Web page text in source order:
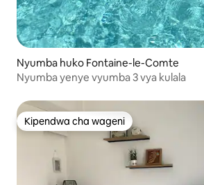
Nyumba huko Fontaine-le-Comte
Nyumba yenye vyumba 3 vya kulala
Kipendwa cha wageni
Kipendwa cha wageni